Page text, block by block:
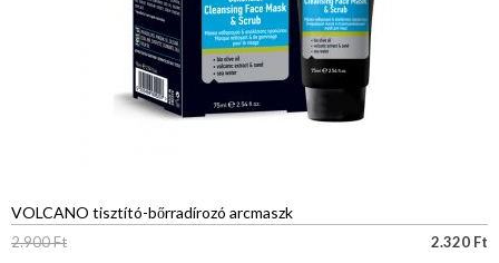
VOLCANO tisztító-bőrradírozó arcmaszk
2.900Ft 2.320 Ft